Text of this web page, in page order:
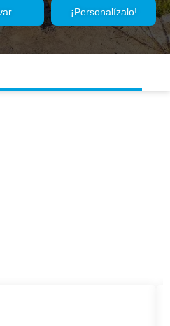
¡Personalízalo!